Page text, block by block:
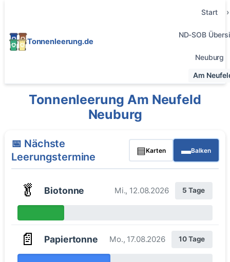
Tonnenleerung.de
Start
ND-SOB
Neuburg
Am
Tonnenleerung Am Neufeld
Neuburg
📅 Nächste
Leerungstermine
▤Karten ▬Balken
🥬 Biotonne Mi., 12.08.2026 5 Tage
📄 Papiertonne Mo., 17.08.2026 10 Tage